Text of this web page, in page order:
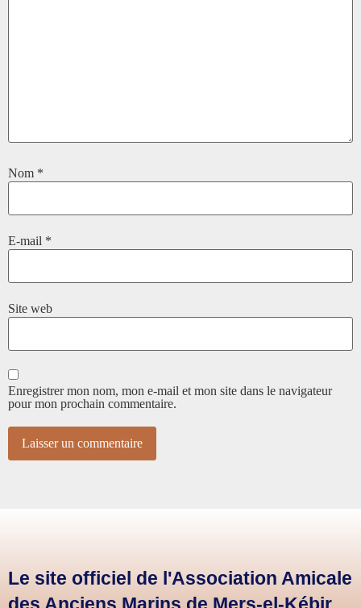
Nom *
E-mail *
Site web
Enregistrer mon nom, mon e-mail et mon site dans le navigateur
pour mon prochain commentaire.
Le site officiel de l'Association Amicale